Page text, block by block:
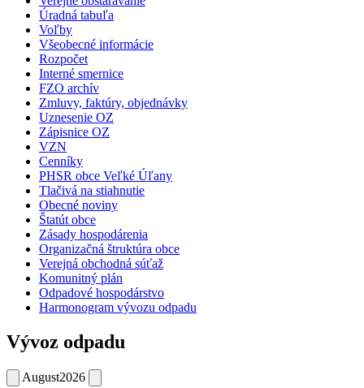
Úradná tabuľa
Voľby
Všeobecné informácie
Rozpočet
Interné smernice
FZO archív
Zmluvy, faktúry, objednávky
Uznesenie OZ
Zápisnice OZ
VZN
Cenníky
PHSR obce Veľké Úľany
Tlačivá na stiahnutie
Obecné noviny
Štatút obce
Zásady hospodárenia
Organizačná štruktúra obce
Verejná obchodná súťaž
Komunitný plán
Odpadové hospodárstvo
Harmonogram vývozu odpadu
Vývoz odpadu
August2026